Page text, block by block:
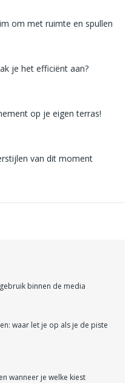
om met ruimte en spullen
je het efficiënt aan?
op je eigen terras!
van dit moment
binnen de media
waar let je op als je de piste
wanneer je welke kiest